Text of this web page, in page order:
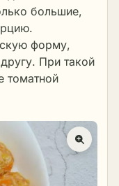
большие,
форму,
При такой
томатной